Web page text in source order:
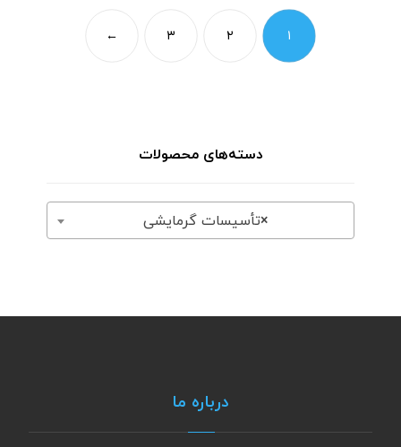
۱ ۲ ۳ ←
دسته‌های محصولات
×تأسیسات گرمایشی
درباره ما